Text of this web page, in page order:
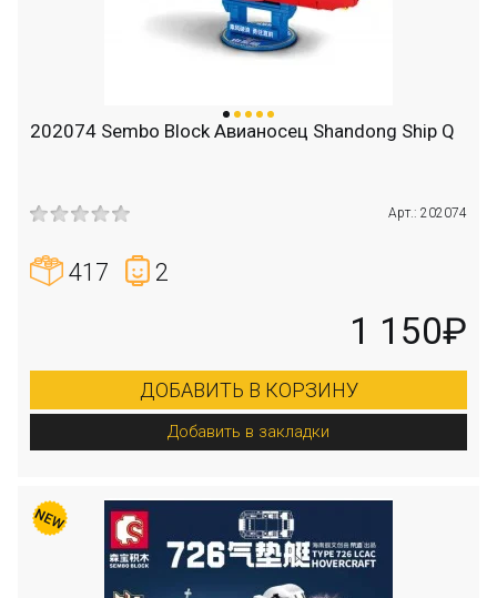
202074 Sembo Block Авианосец Shandong Ship Q
Арт.: 202074
417 2
1 150₽
ДОБАВИТЬ В КОРЗИНУ
Добавить в закладки